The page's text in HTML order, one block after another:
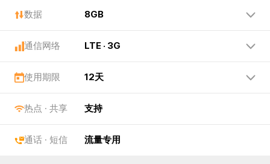
数据 8GB
通信网络 LTE · 3G
使用期限 12天
热点 · 共享 支持
通话 · 短信 流量专用